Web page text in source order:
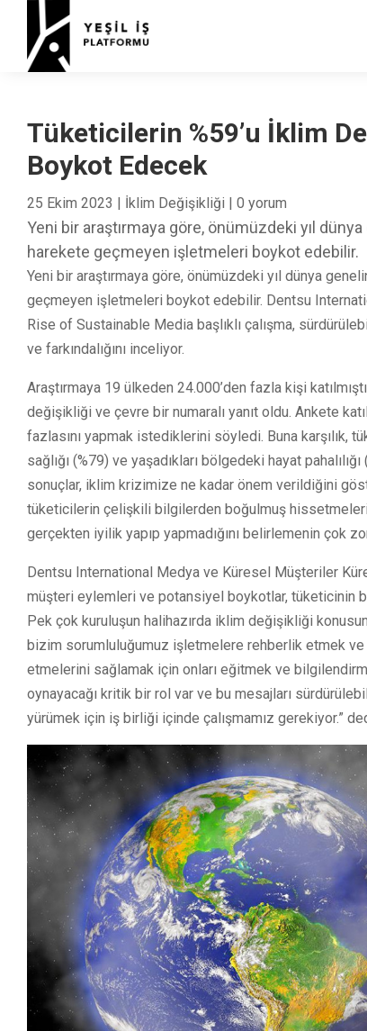
Tüketicilerin %59’u İklim
Boykot Edecek
25 Ekim 2023 | İklim Değişikliği | 0 yorum
Yeni bir araştırmaya göre, önümüzdeki yıl
harekete geçmeyen işletmeleri boykot edebilir.
Yeni bir araştırmaya göre, önümüzdeki yıl dünya
geçmeyen işletmeleri boykot edebilir. Dentsu
Rise of Sustainable Media başlıklı çalışma,
ve farkındalığını inceliyor.
Araştırmaya 19 ülkeden 24.000’den fazla kişi
değişikliği ve çevre bir numaralı yanıt oldu. Ankete
fazlasını yapmak istediklerini söyledi. Buna karşılık,
sağlığı (%79) ve yaşadıkları bölgedeki hayat
sonuçlar, iklim krizimize ne kadar önem verildiğini
tüketicilerin çelişkili bilgilerden boğulmuş
gerçekten iyilik yapıp yapmadığını belirlemenin çok
Dentsu International Medya ve Küresel Müşteriler
müşteri eylemleri ve potansiyel boykotlar, tüketicinin
Pek çok kuruluşun halihazırda iklim değişikliği
bizim sorumluluğumuz işletmelere rehberlik etmek
etmelerini sağlamak için onları eğitmek ve
oynayacağı kritik bir rol var ve bu mesajları
yürümek için iş birliği içinde çalışmamız gerekiyor.”